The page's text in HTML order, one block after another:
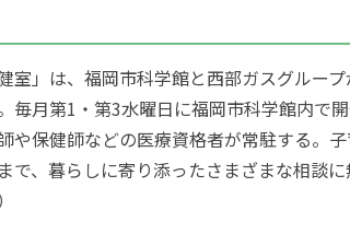
室」は、福岡市科学館と西部ガスグルー
毎月第1・第3水曜日に福岡市科学館内で
や保健師などの医療資格者が常駐する。
で、暮らしに寄り添ったさまざまな相談